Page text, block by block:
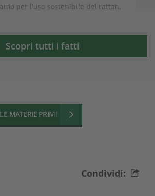
per l'uso sostenibile del rattan.
Scopri tutti i fatti
MATERIE PRIME
Condividi: